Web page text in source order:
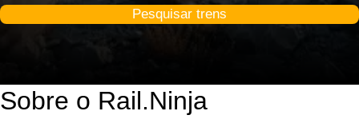
Pesquisar trens
Sobre o Rail.Ninja